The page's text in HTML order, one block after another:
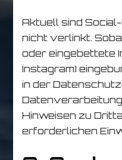
Aktuell sind
nicht verlinkt.
oder eingebettete
Instagram)
in der
Hinweisen zu
erforderlichen